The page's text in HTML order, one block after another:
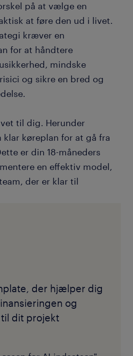
på at vælge en
at føre den ud i livet.
kræver en
for at håndtere
mindske
og sikre en bred og
til dig. Herunder
køreplan for at gå fra
er din 18-måneders
en effektiv model,
der er klar til
der hjælper dig
og
dit projekt